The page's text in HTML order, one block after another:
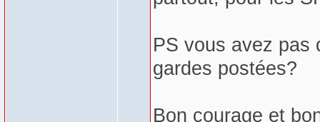
PS vous avez pas
gardes postées?
Bon courage et